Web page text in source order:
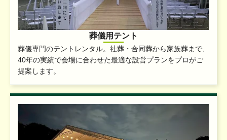
葬儀用テント
葬儀専門のテントレンタル。社葬・合同葬から家族葬まで、
40年の実績で会場に合わせた最適な設営プランをプロがご
提案します。